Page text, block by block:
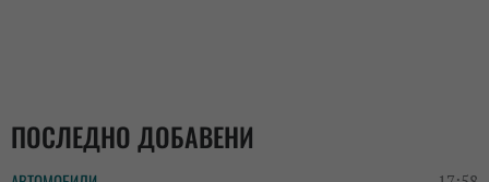
ПОСЛЕДНО ДОБАВЕНИ